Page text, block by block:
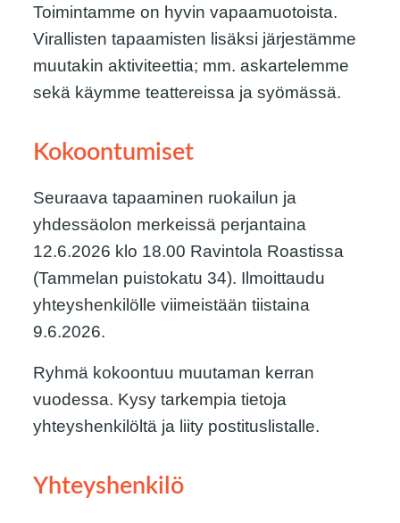
Toimintamme on hyvin vapaamuotoista.
Virallisten tapaamisten lisäksi järjestämme
muutakin aktiviteettia; mm. askartelemme
sekä käymme teattereissa ja syömässä.
Kokoontumiset
Seuraava tapaaminen ruokailun ja
yhdessäolon merkeissä perjantaina
12.6.2026 klo 18.00 Ravintola Roastissa
(Tammelan puistokatu 34). Ilmoittaudu
yhteyshenkilölle viimeistään tiistaina
9.6.2026.
Ryhmä kokoontuu muutaman kerran
vuodessa. Kysy tarkempia tietoja
yhteyshenkilöltä ja liity postituslistalle.
Yhteyshenkilö